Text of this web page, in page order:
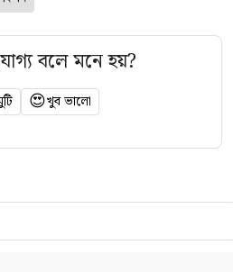
বলে মনে হয়?
😍খুব ভালো